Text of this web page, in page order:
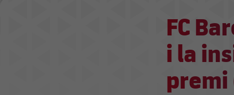
FC
i la
premi